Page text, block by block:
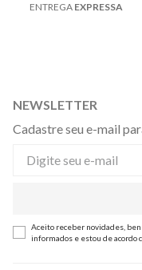
ENTREGA EXPRESSA
NEWSLETTER
Cadastre seu e-mail
Aceito receber novidades,
informados e estou de acordo